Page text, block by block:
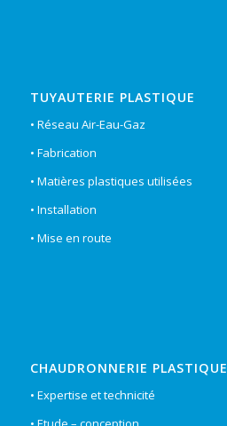
TUYAUTERIE PLASTIQUE
• Réseau Air-Eau-Gaz
• Fabrication
• Matières plastiques utilisées
• Installation
• Mise en route
CHAUDRONNERIE PLASTIQUE
• Expertise et technicité